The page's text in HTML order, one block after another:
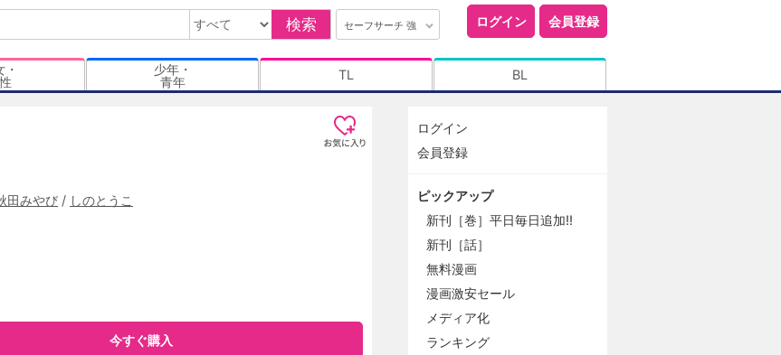
検索 セーフサーチ 強 ログイン 会員登録
・
少年・
青年
TL BL
田みやび / しのとうこ
今すぐ購入
ログイン
会員登録
ピックアップ
新刊［巻］平日毎日追加!!
新刊［話］
無料漫画
漫画激安セール
メディア化
ランキング